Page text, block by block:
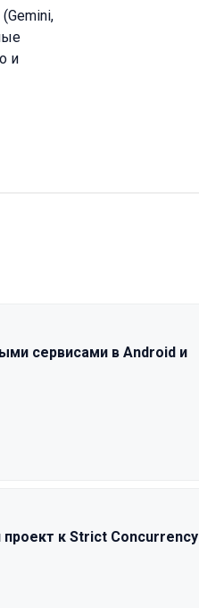
и
сервисами в Android и
к Strict Concurrency